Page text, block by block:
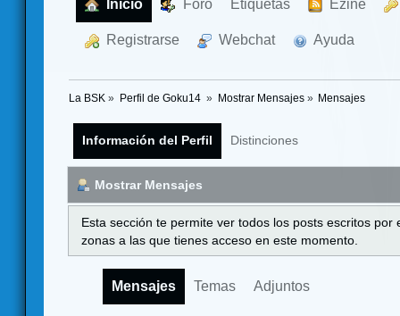
Inicio Foro Etiquetas Ezine
Registrarse Webchat Ayuda
La BSK » Perfil de Goku14 » Mostrar Mensajes» Mensajes
Información del Perfil Distinciones
Mostrar Mensajes
Esta sección te permite ver todos los posts escritos
zonas a las que tienes acceso en este momento.
Mensajes Temas Adjuntos